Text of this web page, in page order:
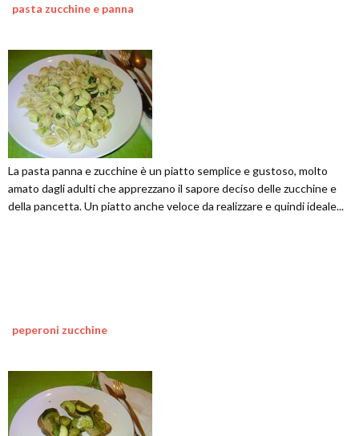
pasta zucchine e panna
La pasta panna e zucchine è un piatto semplice e gustoso, molto
amato dagli adulti che apprezzano il sapore deciso delle zucchine e
della pancetta. Un piatto anche veloce da realizzare e quindi ideale...
peperoni zucchine